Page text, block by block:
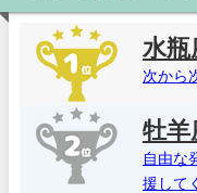
水瓶
次から
牡羊
自由な
援して